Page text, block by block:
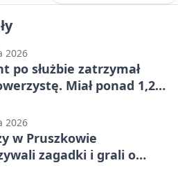
2026
po służbie zatrzymał
Miał ponad 1,2
2026
w Pruszkowie
zagadki i grali o